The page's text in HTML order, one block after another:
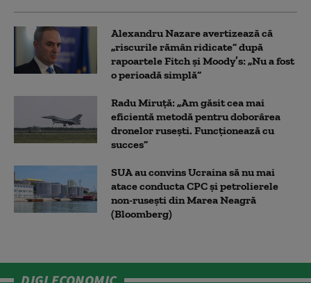
Alexandru Nazare avertizează că
„riscurile rămân ridicate” după
rapoartele Fitch și Moody’s: „Nu a fost
o perioadă simplă”
Radu Miruță: „Am găsit cea mai
eficientă metodă pentru doborârea
dronelor rusești. Funcționează cu
succes”
SUA au convins Ucraina să nu mai
atace conducta CPC şi petrolierele
non-ruseşti din Marea Neagră
(Bloomberg)